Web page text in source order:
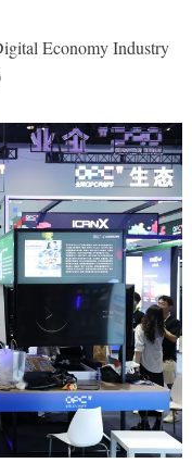
Economy Industry